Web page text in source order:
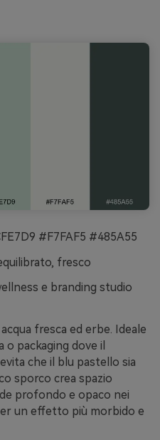
#F7FAF5 #485A55
fresco
e branding studio
fresca ed erbe. Ideale
packaging dove il
che il blu pastello sia
sporco crea spazio
profondo e opaco nei
un effetto più morbido e